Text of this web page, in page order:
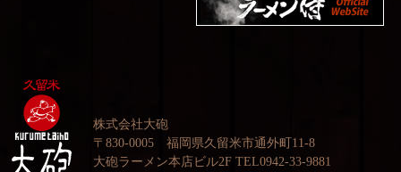
佐賀2014特別版大砲ラー
株式会社大砲
〒830-0005 福岡県久留米市通外町11-8
大砲ラーメン本店ビル2F TEL0942-33-9881